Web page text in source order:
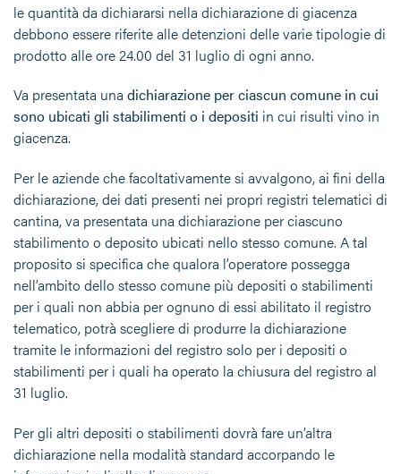
le quantità da dichiararsi nella dichiarazione di giacenza
debbono essere riferite alle detenzioni delle varie tipologie di
prodotto alle ore 24.00 del 31 luglio di ogni anno.
Va presentata una dichiarazione per ciascun comune in cui
sono ubicati gli stabilimenti o i depositi in cui risulti vino in
giacenza.
Per le aziende che facoltativamente si avvalgono, ai fini della
dichiarazione, dei dati presenti nei propri registri telematici di
cantina, va presentata una dichiarazione per ciascuno
stabilimento o deposito ubicati nello stesso comune. A tal
proposito si specifica che qualora l’operatore possegga
nell’ambito dello stesso comune più depositi o stabilimenti
per i quali non abbia per ognuno di essi abilitato il registro
telematico, potrà scegliere di produrre la dichiarazione
tramite le informazioni del registro solo per i depositi o
stabilimenti per i quali ha operato la chiusura del registro al
31 luglio.
Per gli altri depositi o stabilimenti dovrà fare un’altra
dichiarazione nella modalità standard accorpando le